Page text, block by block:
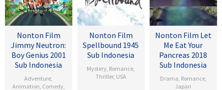
Nonton Film
Jimmy Neutron:
Boy Genius 2001
Sub Indonesia
Adventure,
Animation, Comedy,
Nonton Film
Spellbound 1945
Sub Indonesia
Mystery, Romance,
Thriller, USA
Nonton Film Let
Me Eat Your
Pancreas 2018
Sub Indonesia
Drama, Romance,
Japan